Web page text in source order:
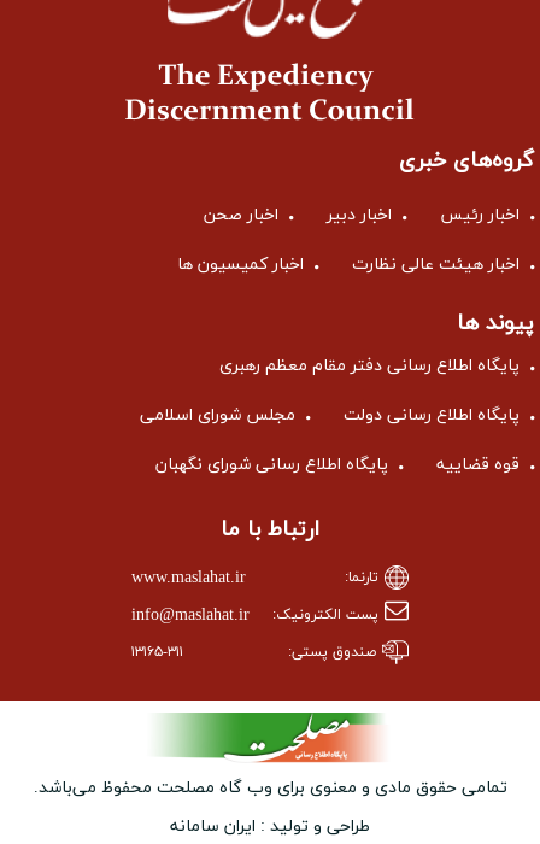
گروه‌های خبری
اخبار رئیس اخبار دبیر اخبار صحن
اخبار هیئت عالی نظارت اخبار کمیسیون ها
پیوند ها
پایگاه اطلاع رسانی دفتر مقام معظم رهبری
پایگاه اطلاع رسانی دولت مجلس شورای اسلامی
قوه قضاییه پایگاه اطلاع رسانی شورای نگهبان
ارتباط با ما
تارنما: www.maslahat.ir
پست الکترونیک: info@maslahat.ir
صندوق پستی: ۱۳۱۶۵-۳۱۱
تمامی حقوق مادی و معنوی برای وب ‌گاه مصلحت محفوظ می‌باشد.
طراحی و تولید : ایران سامانه